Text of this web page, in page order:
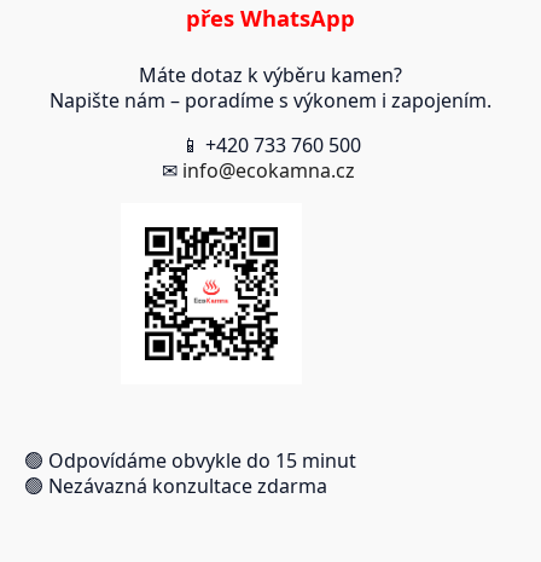
přes WhatsApp
Máte dotaz k výběru kamen?
Napište nám – poradíme s výkonem i zapojením.
📱 +420 733 760 500
✉ info@ecokamna.cz
🟢 Odpovídáme obvykle do 15 minut
🟢 Nezávazná konzultace zdarma